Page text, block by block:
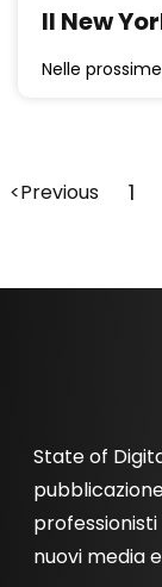
Il New
Nelle
<Previous 1
State of
nuovi media